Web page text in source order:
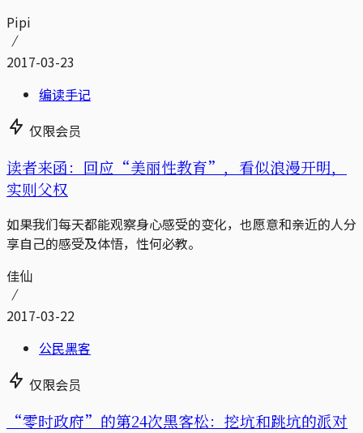
Pipi
2017-03-23
编读手记
仅限会员
读者来函：回应“美丽性教育”，看似浪漫开明，
实则父权
如果我们每天都能观察身心感受的变化，也愿意和亲近的人分
享自己的感受及体悟，性何必教。
佳仙
2017-03-22
公民黑客
仅限会员
“零时政府”的第24次黑客松：挖坑和跳坑的派对